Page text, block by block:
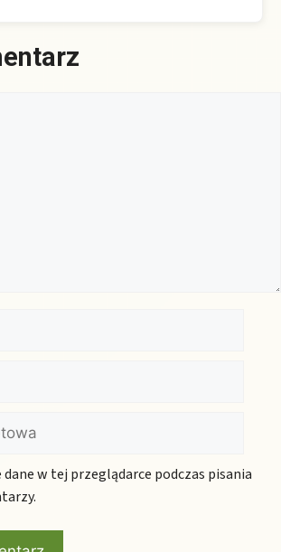
w tej przeglądarce podczas pisania